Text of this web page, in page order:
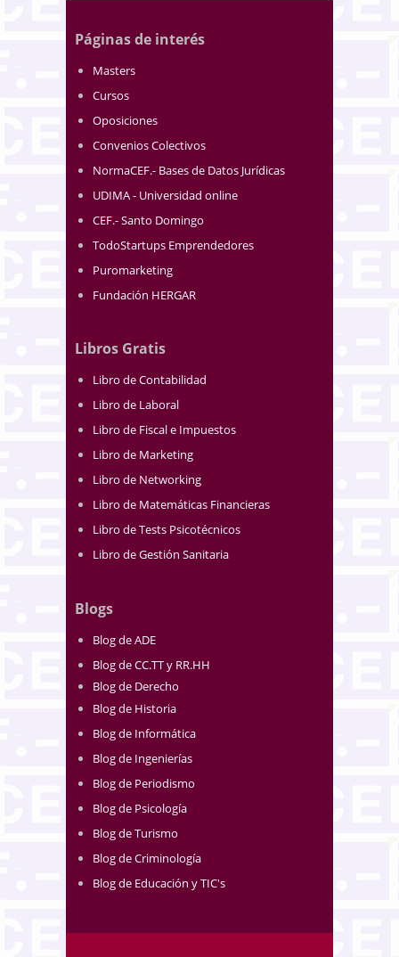
Páginas de interés
Masters
Cursos
Oposiciones
Convenios Colectivos
NormaCEF.- Bases de Datos Jurídicas
UDIMA - Universidad online
CEF.- Santo Domingo
TodoStartups Emprendedores
Puromarketing
Fundación HERGAR
Libros Gratis
Libro de Contabilidad
Libro de Laboral
Libro de Fiscal e Impuestos
Libro de Marketing
Libro de Networking
Libro de Matemáticas Financieras
Libro de Tests Psicotécnicos
Libro de Gestión Sanitaria
Blogs
Blog de ADE
Blog de CC.TT y RR.HH
Blog de Derecho
Blog de Historia
Blog de Informática
Blog de Ingenierías
Blog de Periodismo
Blog de Psicología
Blog de Turismo
Blog de Criminología
Blog de Educación y TIC's